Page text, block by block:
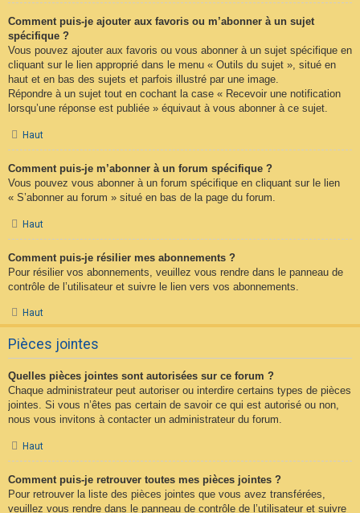
Comment puis-je ajouter aux favoris ou m’abonner à un sujet
spécifique ?
Vous pouvez ajouter aux favoris ou vous abonner à un sujet spécifique en
cliquant sur le lien approprié dans le menu « Outils du sujet », situé en
haut et en bas des sujets et parfois illustré par une image.
Répondre à un sujet tout en cochant la case « Recevoir une notification
lorsqu’une réponse est publiée » équivaut à vous abonner à ce sujet.
Haut
Comment puis-je m’abonner à un forum spécifique ?
Vous pouvez vous abonner à un forum spécifique en cliquant sur le lien
« S’abonner au forum » situé en bas de la page du forum.
Haut
Comment puis-je résilier mes abonnements ?
Pour résilier vos abonnements, veuillez vous rendre dans le panneau de
contrôle de l’utilisateur et suivre le lien vers vos abonnements.
Haut
Pièces jointes
Quelles pièces jointes sont autorisées sur ce forum ?
Chaque administrateur peut autoriser ou interdire certains types de pièces
jointes. Si vous n’êtes pas certain de savoir ce qui est autorisé ou non,
nous vous invitons à contacter un administrateur du forum.
Haut
Comment puis-je retrouver toutes mes pièces jointes ?
Pour retrouver la liste des pièces jointes que vous avez transférées,
veuillez vous rendre dans le panneau de contrôle de l’utilisateur et suivre